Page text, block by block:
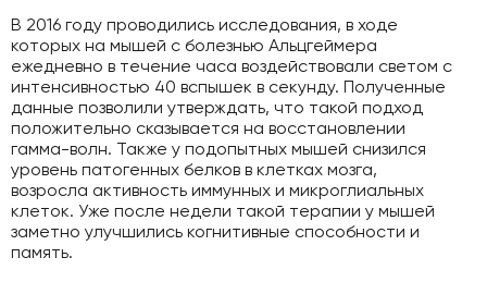
В 2016 году проводились исследования, в ходе
которых на мышей с болезнью Альцгеймера
ежедневно в течение часа воздействовали светом с
интенсивностью 40 вспышек в секунду. Полученные
данные позволили утверждать, что такой подход
положительно сказывается на восстановлении
гамма-волн. Также у подопытных мышей снизился
уровень патогенных белков в клетках мозга,
возросла активность иммунных и микроглиальных
клеток. Уже после недели такой терапии у мышей
заметно улучшились когнитивные способности и
память.